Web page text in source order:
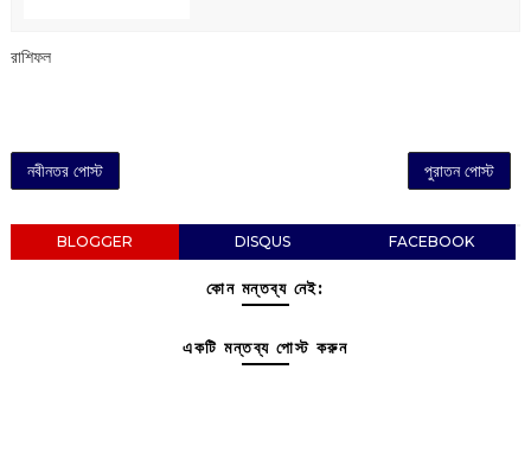
রাশিফল
নবীনতর পোস্ট পুরাতন পোস্ট
BLOGGER DISQUS FACEBOOK
কোন মন্তব্য নেই:
একটি মন্তব্য পোস্ট করুন